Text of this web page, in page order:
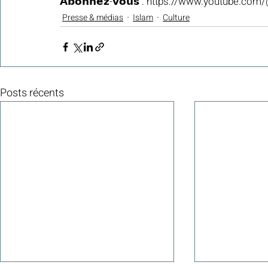
Presse & médias Islam Culture
Posts récents